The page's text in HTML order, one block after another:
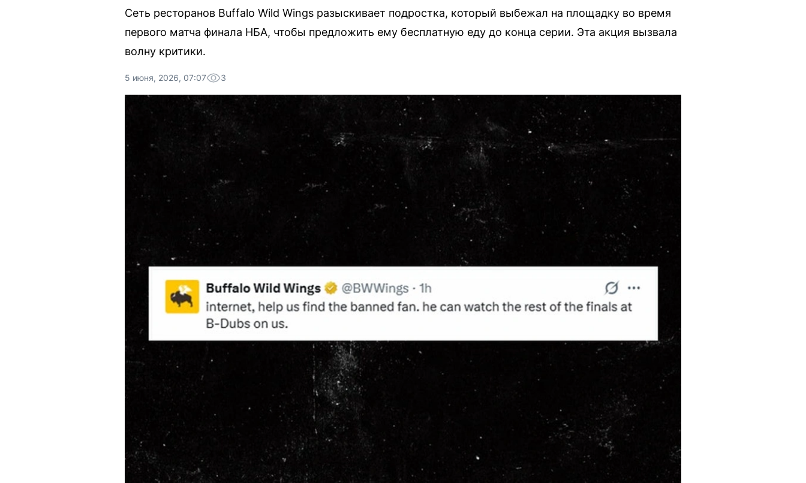
Сеть ресторанов Buffalo Wild Wings разыскивает подростка, который выбежал на площадку во время
первого матча финала НБА, чтобы предложить ему бесплатную еду до конца серии. Эта акция вызвала
волну критики.
5 июня, 2026, 07:07 3